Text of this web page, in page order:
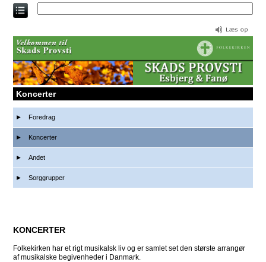
Direkte
til
Koncerter
Foredrag
Koncerter
Andet
Sorggrupper
KONCERTER
Folkekirken har et rigt musikalsk liv og er samlet set den største arrangør
af musikalske begivenheder i Danmark.